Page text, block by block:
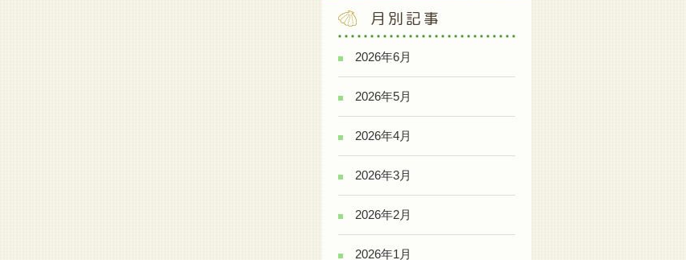
月別記事
2026年6月
2026年5月
2026年4月
2026年3月
2026年2月
2026年1月